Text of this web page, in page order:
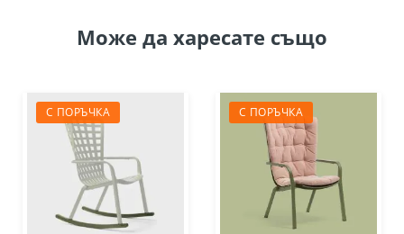
Може да харесате също
С ПОРЪЧКА С ПОРЪЧКА